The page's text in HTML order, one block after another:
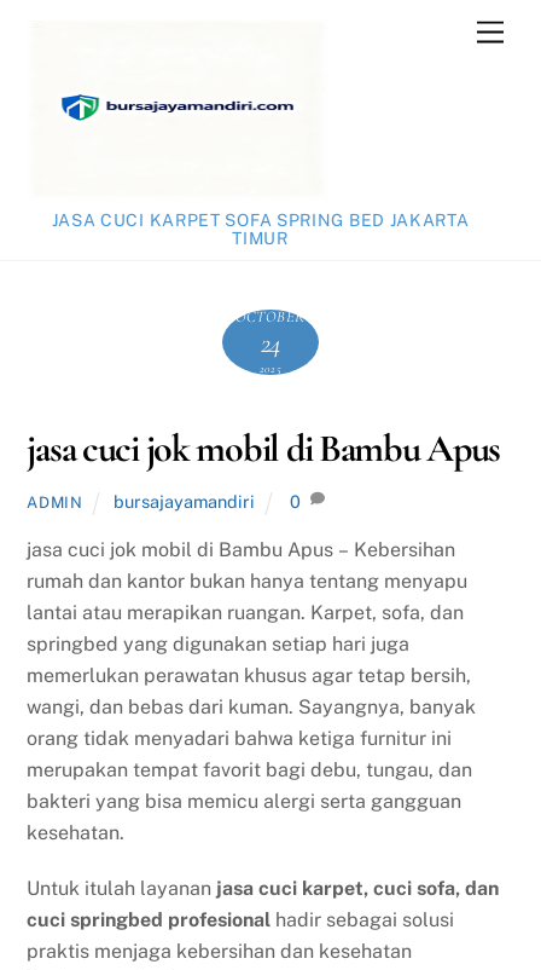
JASA CUCI KARPET SOFA SPRING BED JAKARTA
TIMUR
OCTOBER
24
2025
jasa cuci jok mobil di Bambu Apus
ADMIN bursajayamandiri 0
jasa cuci jok mobil di Bambu Apus – Kebersihan
rumah dan kantor bukan hanya tentang menyapu
lantai atau merapikan ruangan. Karpet, sofa, dan
springbed yang digunakan setiap hari juga
memerlukan perawatan khusus agar tetap bersih,
wangi, dan bebas dari kuman. Sayangnya, banyak
orang tidak menyadari bahwa ketiga furnitur ini
merupakan tempat favorit bagi debu, tungau, dan
bakteri yang bisa memicu alergi serta gangguan
kesehatan.
Untuk itulah layanan jasa cuci karpet, cuci sofa, dan
cuci springbed profesional hadir sebagai solusi
praktis menjaga kebersihan dan kesehatan